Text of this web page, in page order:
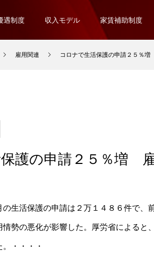
遇制度 収入モデル 家賃補助制度
雇用関連 コロナで生活保護の申請２５％
護の申請２５％増
の生活保護の申請は２万１４８６件で、
情勢の悪化が影響した。厚労省によると
・・・・